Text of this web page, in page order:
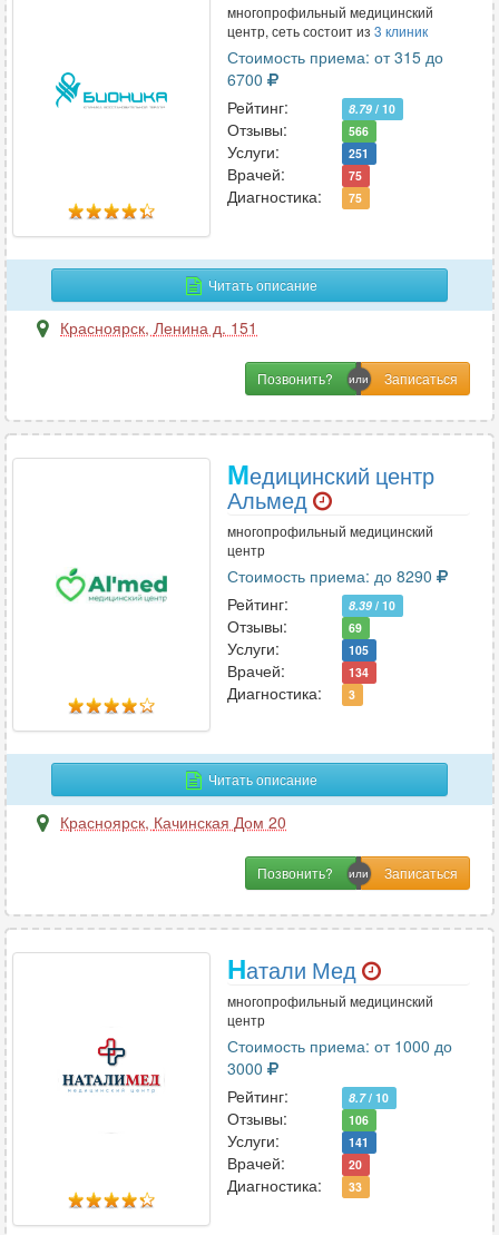
Диетология
Инфекционные болезни
Кардиология
1
12
Косметология 12
Косметология-дерматология
Лазерная хирургия 2
Лечебная физкультура
Малоинвазивная хирургия
Массаж 11
Микология
Н
Наркология
Нефрология 2
Нутрициология
Онкология-маммология
многопрофильный медицинский
центр, сеть состоит из 3 клиник
Стоимость приема: от 315 до
6700
Рейтинг:
8.79 / 10
Отзывы: 566
Услуги: 251
Врачей: 75
Диагностика: 75
Читать описание
Красноярск, Ленина д. 151
Позвонить?
Медицинский центр
Альмед
многопрофильный медицинский
центр
Стоимость приема: до 8290
Рейтинг:
8.39 / 10
Отзывы: 69
Услуги: 105
Врачей: 134
Диагностика: 3
Читать описание
Красноярск, Качинская Дом 20
Позвонить?
Натали Мед
многопрофильный медицинский
центр
Стоимость приема: от 1000 до
3000
Рейтинг:
8.7/ 10
Отзывы: 106
Услуги: 141
Врачей: 20
Диагностика: 33